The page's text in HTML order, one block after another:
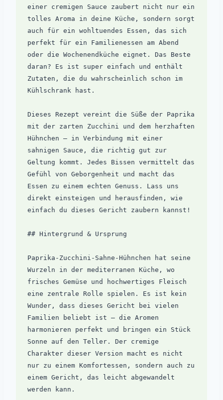
einer cremigen Sauce zaubert nicht nur ein
tolles Aroma in deine Küche, sondern sorgt
auch für ein wohltuendes Essen, das sich
perfekt für ein Familienessen am Abend
oder die Wochenendküche eignet. Das Beste
daran? Es ist super einfach und enthält
Zutaten, die du wahrscheinlich schon im
Kühlschrank hast.
Dieses Rezept vereint die Süße der Paprika
mit der zarten Zucchini und dem herzhaften
Hühnchen – in Verbindung mit einer
sahnigen Sauce, die richtig gut zur
Geltung kommt. Jedes Bissen vermittelt das
Gefühl von Geborgenheit und macht das
Essen zu einem echten Genuss. Lass uns
direkt einsteigen und herausfinden, wie
einfach du dieses Gericht zaubern kannst!
## Hintergrund & Ursprung
Paprika-Zucchini-Sahne-Hühnchen hat seine
Wurzeln in der mediterranen Küche, wo
frisches Gemüse und hochwertiges Fleisch
eine zentrale Rolle spielen. Es ist kein
Wunder, dass dieses Gericht bei vielen
Familien beliebt ist – die Aromen
harmonieren perfekt und bringen ein Stück
Sonne auf den Teller. Der cremige
Charakter dieser Version macht es nicht
nur zu einem Komfortessen, sondern auch zu
einem Gericht, das leicht abgewandelt
werden kann.